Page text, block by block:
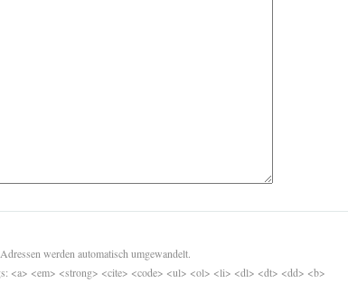
werden automatisch umgewandelt.
<a> <em> <strong> <cite> <code> <ul> <ol> <li> <dl> <dt> <dd> <b>